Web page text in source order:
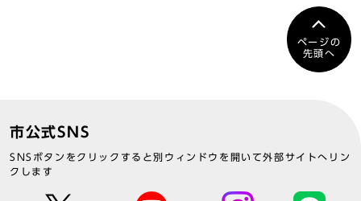
ページの
先頭へ
市公式SNS
SNSボタンをクリックすると別ウィンドウを開いて外部サイトへリン
クします